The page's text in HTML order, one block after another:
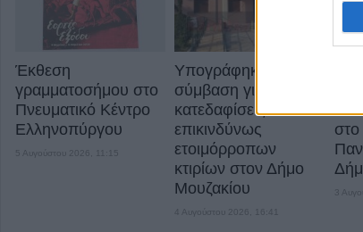
Έκθεση
γραμματοσήμου στο
Πνευματικό Κέντρο
Ελληνοπύργου
5 Αυγούστου 2026, 11:15
Υπογράφηκε η
σύμβαση για τις
κατεδαφίσεις
επικινδύνως
ετοιμόρροπων
κτιρίων στον Δήμο
Μουζακίου
4 Αυγούστου 2026, 16:41
στο
3